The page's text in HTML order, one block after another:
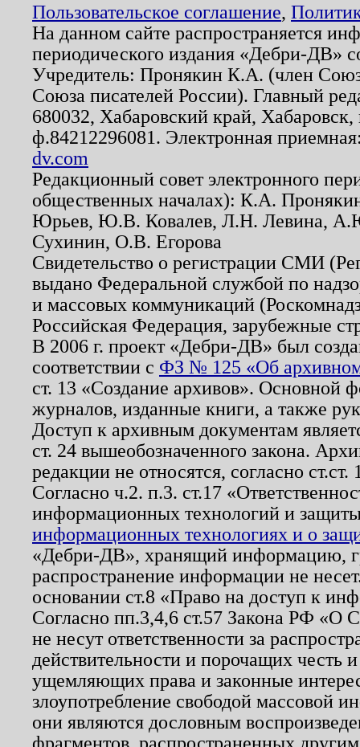
Пользовательское соглашение,
На данном сайте распространяется
периодического издания «Дебри-ДВ»
Учредитель: Пронякин К.А. (член
Союза писателей России). Главный
680032, Хабаровский край,
ф.84212296081. Электронная
dv.com
Редакционный совет электронного
общественных началах): К.А.
Юрьев, Ю.В. Ковалев, Л.Н. Левина,
Сухинин, О.В. Егорова
Свидетельство о регистрации СМИ
выдано Федеральной службой по
и массовых коммуникаций
Российская Федерация, зарубежные
В 2006 г. проект «Дебри-ДВ» был
соответствии с ФЗ № 125 «Об
ст. 13 «Создание архивов». Основной
журналов, изданные книги, а также
Доступ к архивным документам
ст. 24 вышеобозначенного закона.
редакции не относятся, согласно
Согласно ч.2. п.3. ст.17
информационных технологий и
информационных технологиях и о
«Дебри-ДВ», хранящий информацию,
распространение информации не
основании ст.8 «Право на доступ к
Согласно пп.3,4,6 ст.57 Закона РФ «О
не несут ответственности за
действительности и порочащих честь
ущемляющих права и законные
злоупотребление свободой массовой
они являются дословным
фрагментов, распространенных